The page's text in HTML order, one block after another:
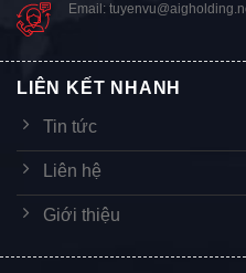
Email:
LIÊN KẾT NHANH
Tin tức
Liên hệ
Giới thiệu